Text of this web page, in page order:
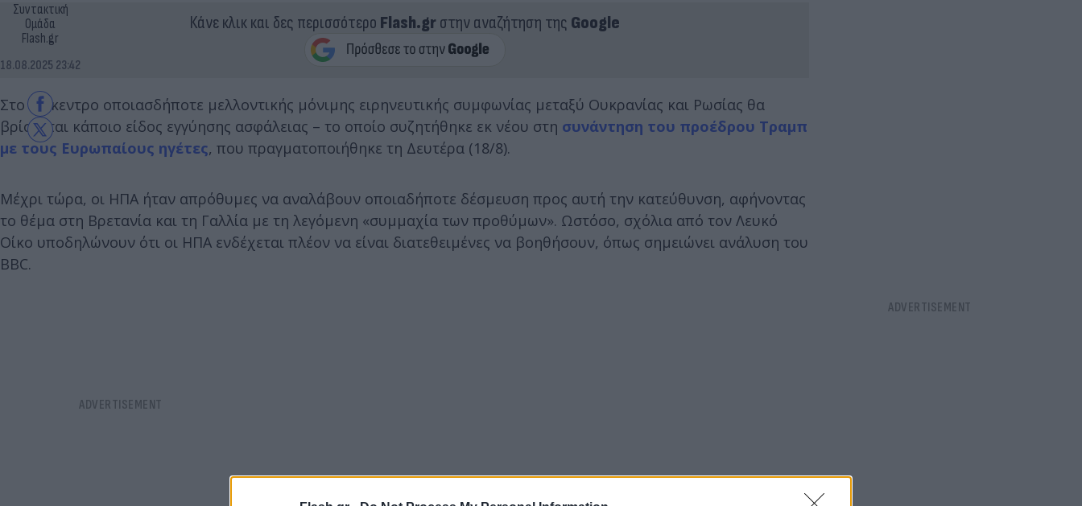
Συντακτική
Ομάδα
Flash.gr
18.08.2025 23:42
Κάνε κλικ και δες περισσότερο Flash.grστην αναζήτηση της Google
Στο επίκεντρο οποιασδήποτε μελλοντικής μόνιμης ειρηνευτικής συμφωνίας μεταξύ Ουκρανίας και Ρωσίας θα
βρίσκεται κάποιο είδος εγγύησης ασφάλειας – το οποίο συζητήθηκε εκ νέου στη συνάντηση του προέδρου Τραμπ
με τους Ευρωπαίους ηγέτες, που πραγματοποιήθηκε τη Δευτέρα (18/8).
Μέχρι τώρα, οι ΗΠΑ ήταν απρόθυμες να αναλάβουν οποιαδήποτε δέσμευση προς αυτή την κατεύθυνση, αφήνοντας
το θέμα στη Βρετανία και τη Γαλλία με τη λεγόμενη «συμμαχία των προθύμων». Ωστόσο, σχόλια από τον Λευκό
Οίκο υποδηλώνουν ότι οι ΗΠΑ ενδέχεται πλέον να είναι διατεθειμένες να βοηθήσουν, όπως σημειώνει ανάλυση του
BBC.